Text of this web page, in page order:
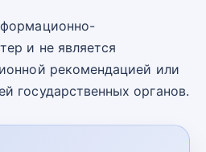
и не является
рекомендацией или
государственных органов.